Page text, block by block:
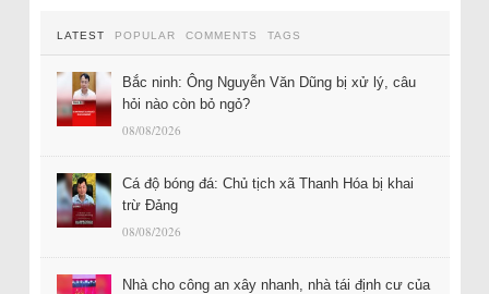
LATEST POPULAR COMMENTS TAGS
Bắc ninh: Ông Nguyễn Văn Dũng bị xử lý, câu
hỏi nào còn bỏ ngỏ?
08/08/2026
Cá độ bóng đá: Chủ tịch xã Thanh Hóa bị khai
trừ Đảng
08/08/2026
Nhà cho công an xây nhanh, nhà tái định cư của